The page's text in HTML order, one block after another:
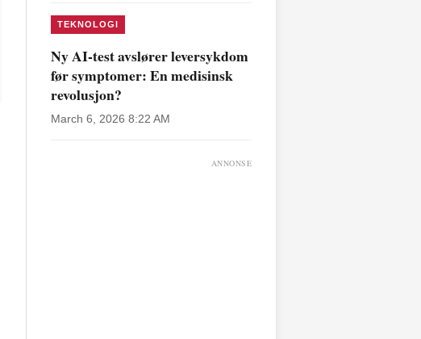
TEKNOLOGI
Ny AI-test avslører leversykdom
før symptomer: En medisinsk
revolusjon?
March 6, 2026 8:22 AM
ANNONSE